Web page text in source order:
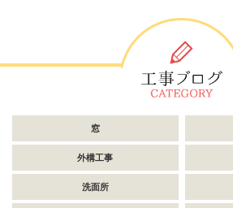
窓
外構工事
洗面所